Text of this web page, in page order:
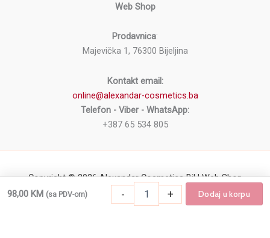
Web Shop
Prodavnica:
Majevička 1, 76300 Bijeljina
Kontakt email:
online@alexandar-cosmetics.ba
Telefon - Viber - WhatsApp:
+387 65 534 805
Copyright © 2026 Alexandar Cosmetics BiH Web Shop
98,00 KM (sa PDV-om) -
Kozmetička lupa sa LED svetlom FX308
+ Dodaj u korpu